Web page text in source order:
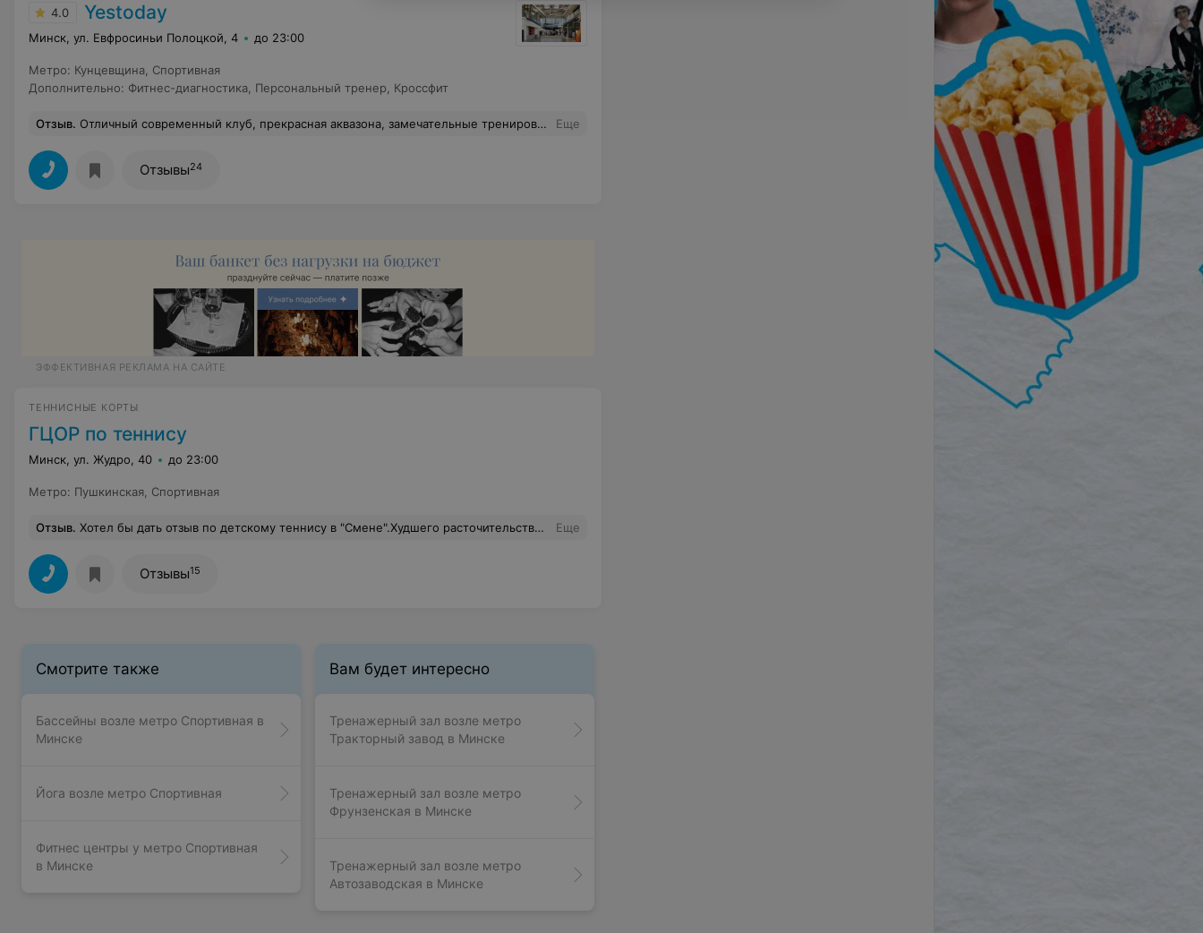
4.0 Yestoday
Минск, ул. Евфросиньи Полоцкой, 4 до 23:00
Метро: Кунцевщина Спортивная
Дополнительно: Фитнес-диагностика Персональный тренер Кроссфит
Отзыв. Отличный современный клуб, прекрасная аквазона, замечательные тренировки и доброжелательная атмосфера! Еще
Отзывы24
ЭФФЕКТИВНАЯ РЕКЛАМА НА САЙТЕ
ТЕННИСНЫЕ КОРТЫ
ГЦОР по теннису
Минск, ул. Жудро, 40 до 23:00
Метро: Пушкинская Спортивная
Отзыв. Хотел бы дать отзыв по детскому теннису в "Смене".Худшего расточительства государственных денег ещё не видел!!!!Хозяина нет ,школу детскую превратили в школу для чиновников и бизнесменов!Они пользуются привилегиями и всем имуществом(сауной,тренажёрным залом).Дети же по 10-15человек стоят на одном корте,а в это же время директор на 2-х кортах тренируется со своими друзьями -бизнесменами к Новогодним турнирам!Ура!!! Мы-победили!!А где же дети? Да, ну их! Надоели! А вот денежки не надоели собирать с их родителей! Тренера и директор летают на "космических аппаратах",а дети вылетают из школы из-за недостатка денег! Где проверки, где коммисии,наверное парятся в саунах,играют на кортах,занимаются в тренажёрном зале!Администраторы-хамят! Всё уважение и почёт "нужным людям",а где же дети?А дети им уже ответили:"Смена-для бизнесмена!!!ПОЗОР-всему спорту,всей системе,а дети остаются на улице! Еще
Отзывы15
Смотрите также
Бассейны возле метро Спортивная в
Минске
Йога возле метро Спортивная
Фитнес центры у метро Спортивная
в Минске
Вам будет интересно
Тренажерный зал возле метро
Тракторный завод в Минске
Тренажерный зал возле метро
Фрунзенская в Минске
Тренажерный зал возле метро
Автозаводская в Минске